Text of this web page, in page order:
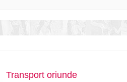
Transport oriunde